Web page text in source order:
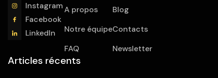
Instagram
Facebook
LinkedIn
A propos
Notre équipe
FAQ
Blog
Contacts
Newsletter
Articles récents